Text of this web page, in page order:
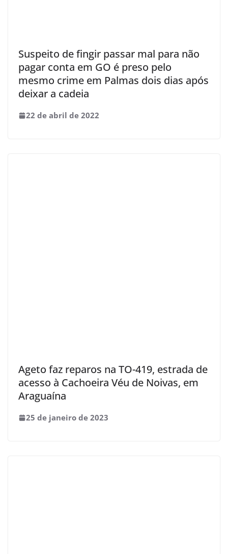
Suspeito de fingir passar mal para não
pagar conta em GO é preso pelo
mesmo crime em Palmas dois dias após
deixar a cadeia
22 de abril de 2022
Ageto faz reparos na TO-419, estrada de
acesso à Cachoeira Véu de Noivas, em
Araguaína
25 de janeiro de 2023